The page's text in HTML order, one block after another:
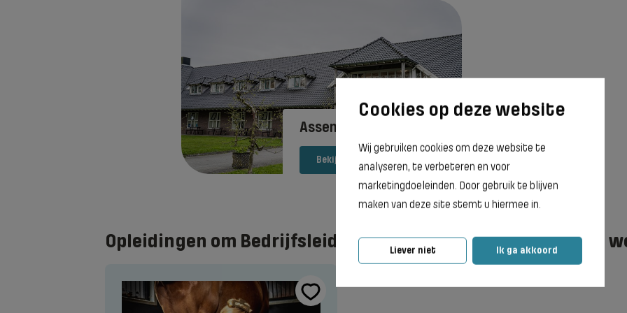
Wij gebruiken cookies om deze website te
analyseren, te verbeteren en voor
marketingdoeleinden. Door gebruik te blijven
maken van deze site stemt u hiermee in.
Liever niet Ik ga akkoord
Assen - Sunrise Stables
Bekijk vestiging
Opleidingen om Bedrijfsleider paardensport en -houderij te